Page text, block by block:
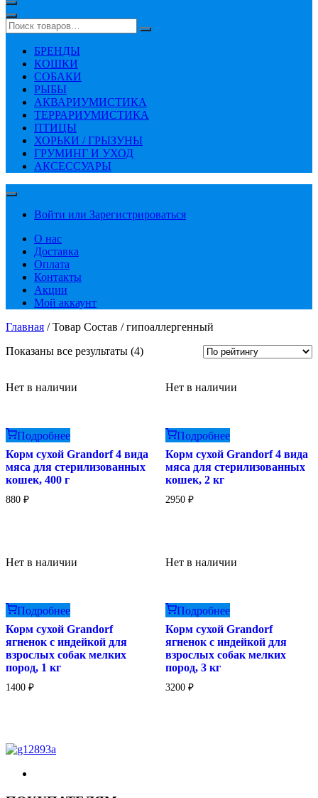
БРЕНДЫ
КОШКИ
СОБАКИ
РЫБЫ
АКВАРИУМИСТИКА
ТЕРРАРИУМИСТИКА
ПТИЦЫ
ХОРЬКИ / ГРЫЗУНЫ
ГРУМИНГ И УХОД
АКСЕССУАРЫ
Войти или Зарегистрироваться
О нас
Доставка
Оплата
Контакты
Акции
Мой аккаунт
Главная / Товар Состав / гипоаллергенный
Показаны все результаты (4)Сортировка:
Нет в наличии
Подробнее
Корм сухой Grandorf 4 вида
мяса для стерилизованных
кошек, 400 г
880 ₽
Нет в наличии
Подробнее
Корм сухой Grandorf 4 вида
мяса для стерилизованных
кошек, 2 кг
2950 ₽
Нет в наличии
Подробнее
Корм сухой Grandorf
ягненок с индейкой для
взрослых собак мелких
пород, 1 кг
1400 ₽
Нет в наличии
Подробнее
Корм сухой Grandorf
ягненок с индейкой для
взрослых собак мелких
пород, 3 кг
3200 ₽